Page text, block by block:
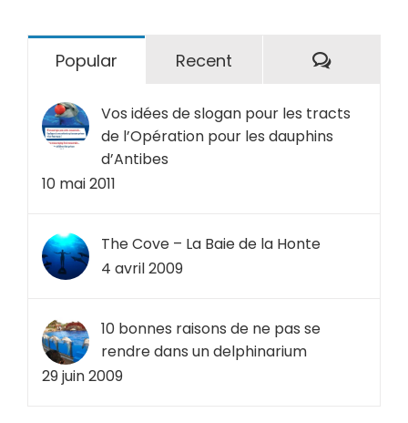
Popular Recent
Vos idées de slogan pour les tracts
de l’Opération pour les dauphins
d’Antibes
10 mai 2011
The Cove – La Baie de la Honte
4 avril 2009
10 bonnes raisons de ne pas se
rendre dans un delphinarium
29 juin 2009